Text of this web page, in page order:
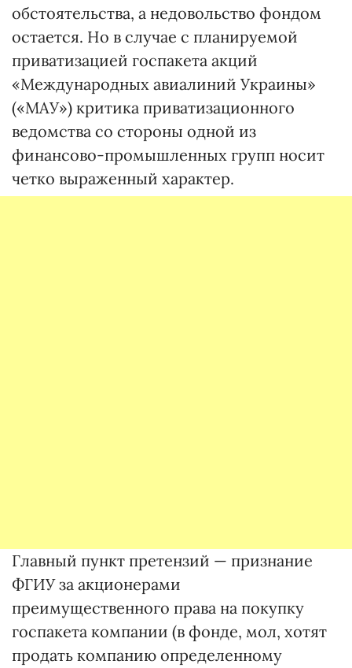
обстоятельства, а недовольство фондом
остается. Но в случае с планируемой
приватизацией госпакета акций
«Международных авиалиний Украины»
(«МАУ») критика приватизационного
ведомства со стороны одной из
финансово-промышленных групп носит
четко выраженный характер.
Главный пункт претензий — признание
ФГИУ за акционерами
преимущественного права на покупку
госпакета компании (в фонде, мол, хотят
продать компанию определенному